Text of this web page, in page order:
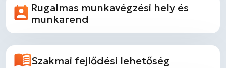
Rugalmas munkavégzési hely és
munkarend
Szakmai fejlődési lehetőség